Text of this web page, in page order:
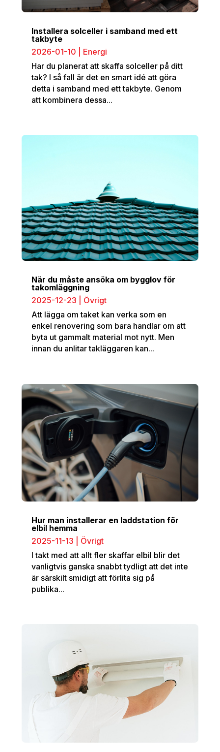
Installera solceller i samband med ett
takbyte
2026-01-10
Energi
Har du planerat att skaffa solceller på ditt
tak? I så fall är det en smart idé att göra
detta i samband med ett takbyte. Genom
att kombinera dessa...
När du måste ansöka om bygglov för
takomläggning
2025-12-23
Övrigt
Att lägga om taket kan verka som en
enkel renovering som bara handlar om att
byta ut gammalt material mot nytt. Men
innan du anlitar takläggaren kan...
Hur man installerar en laddstation för
elbil hemma
2025-11-13
Övrigt
I takt med att allt fler skaffar elbil blir det
vanligtvis ganska snabbt tydligt att det inte
är särskilt smidigt att förlita sig på
publika...